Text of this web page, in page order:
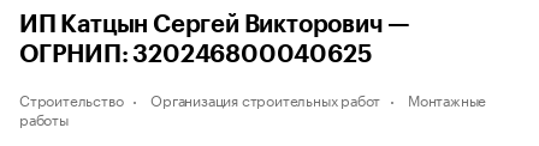
ИП Катцын Сергей Викторович —
ОГРНИП: 320246800040625
Строительство Организация строительных работ
Монтажные
работы